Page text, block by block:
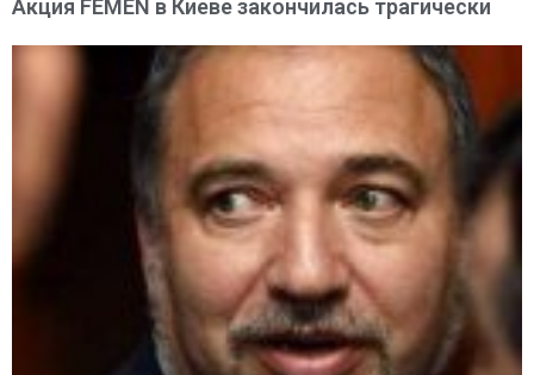
Акция FEMEN в Киеве закончилась трагически